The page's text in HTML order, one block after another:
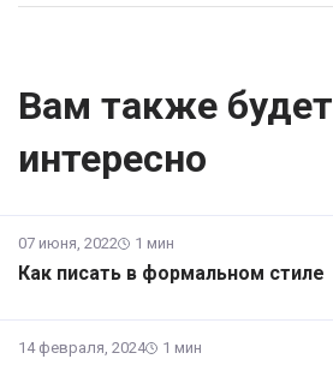
Вам также будет
интересно
07 июня, 2022 1 мин
Как писать в формальном стиле
14 февраля, 2024 1 мин